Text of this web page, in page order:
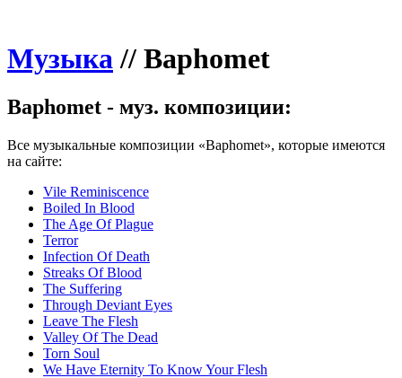
Музыка// Baphomet
Baphomet - муз. композиции:
Все музыкальные композиции «Baphomet», которые имеются
на сайте:
Vile Reminiscence
Boiled In Blood
The Age Of Plague
Terror
Infection Of Death
Streaks Of Blood
The Suffering
Through Deviant Eyes
Leave The Flesh
Valley Of The Dead
Torn Soul
We Have Eternity To Know Your Flesh